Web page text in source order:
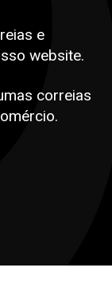
e
website.
correias